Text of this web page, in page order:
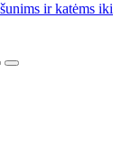
ir katėms iki